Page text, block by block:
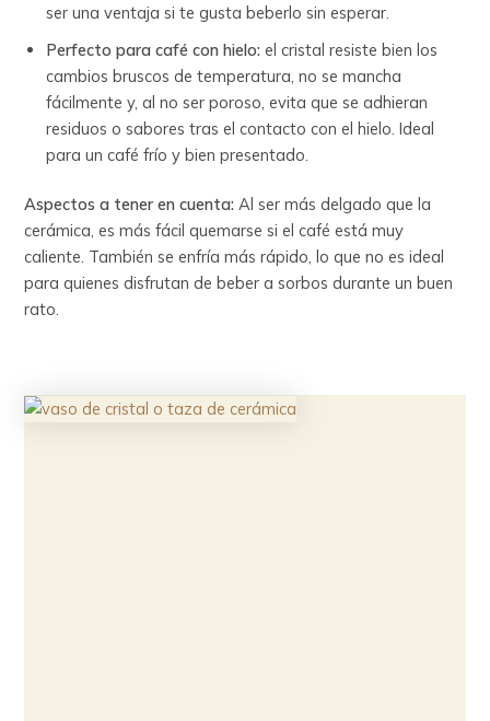
ser una ventaja si te gusta beberlo sin esperar.
Perfecto para café con hielo: el cristal resiste bien los
cambios bruscos de temperatura, no se mancha
fácilmente y, al no ser poroso, evita que se adhieran
residuos o sabores tras el contacto con el hielo. Ideal
para un café frío y bien presentado.
Aspectos a tener en cuenta: Al ser más delgado que la
cerámica, es más fácil quemarse si el café está muy
caliente. También se enfría más rápido, lo que no es ideal
para quienes disfrutan de beber a sorbos durante un buen
rato.